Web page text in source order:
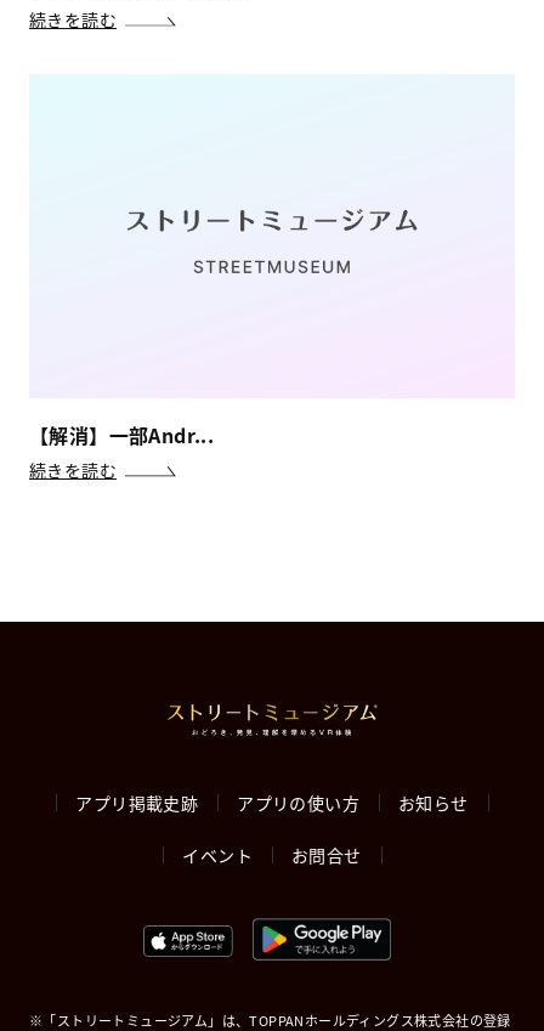
続きを読む
【解消】一部Andr...
続きを読む
アプリ掲載史跡 アプリの使い方 お知らせ
イベント お問合せ
※「ストリートミュージアム」は、TOPPANホールディングス株式会社の登録